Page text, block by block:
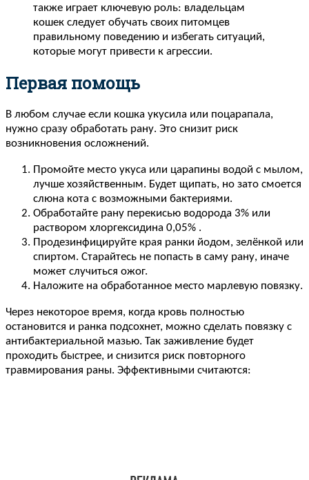
также играет ключевую роль: владельцам
кошек следует обучать своих питомцев
правильному поведению и избегать ситуаций,
которые могут привести к агрессии.
Первая помощь
В любом случае если кошка укусила или поцарапала,
нужно сразу обработать рану. Это снизит риск
возникновения осложнений.
Промойте место укуса или царапины водой с мылом,
лучше хозяйственным. Будет щипать, но зато смоется
слюна кота с возможными бактериями.
Обработайте рану перекисью водорода 3% или
раствором хлоргексидина 0,05% .
Продезинфицируйте края ранки йодом, зелёнкой или
спиртом. Старайтесь не попасть в саму рану, иначе
может случиться ожог.
Наложите на обработанное место марлевую повязку.
Через некоторое время, когда кровь полностью
остановится и ранка подсохнет, можно сделать повязку с
антибактериальной мазью. Так заживление будет
проходить быстрее, и снизится риск повторного
травмирования раны. Эффективными считаются: